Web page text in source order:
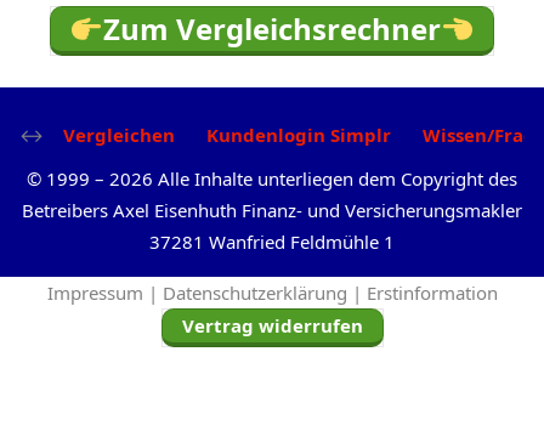
Zum Vergleichsrechner
Vergleichen Kundenlogin Simplr
Wissen/
© 1999 – 2026 Alle Inhalte unterliegen dem Copyright des
Betreibers Axel Eisenhuth Finanz- und Versicherungsmakler
37281 Wanfried Feldmühle 1
Impressum | Datenschutzerklärung | Erstinformation
Vertrag widerrufen